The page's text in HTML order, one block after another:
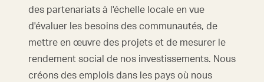
des partenariats à l'échelle locale en vue
d'évaluer les besoins des communautés, de
mettre en œuvre des projets et de mesurer le
rendement social de nos investissements. Nous
créons des emplois dans les pays où nous